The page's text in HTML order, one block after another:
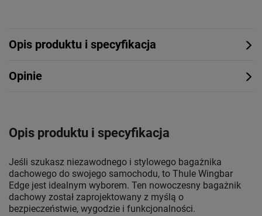
Opis produktu i specyfikacja
Opinie
Opis produktu i specyfikacja
Jeśli szukasz niezawodnego i stylowego bagażnika
dachowego do swojego samochodu, to Thule Wingbar
Edge jest idealnym wyborem. Ten nowoczesny bagażnik
dachowy został zaprojektowany z myślą o
bezpieczeństwie, wygodzie i funkcjonalności.